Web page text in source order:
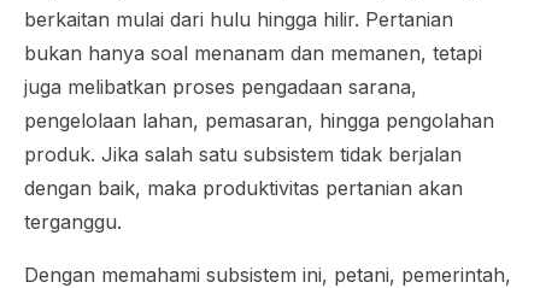
berkaitan mulai dari hulu hingga hilir. Pertanian
bukan hanya soal menanam dan memanen, tetapi
juga melibatkan proses pengadaan sarana,
pengelolaan lahan, pemasaran, hingga pengolahan
produk. Jika salah satu subsistem tidak berjalan
dengan baik, maka produktivitas pertanian akan
terganggu.
Dengan memahami subsistem ini, petani, pemerintah,